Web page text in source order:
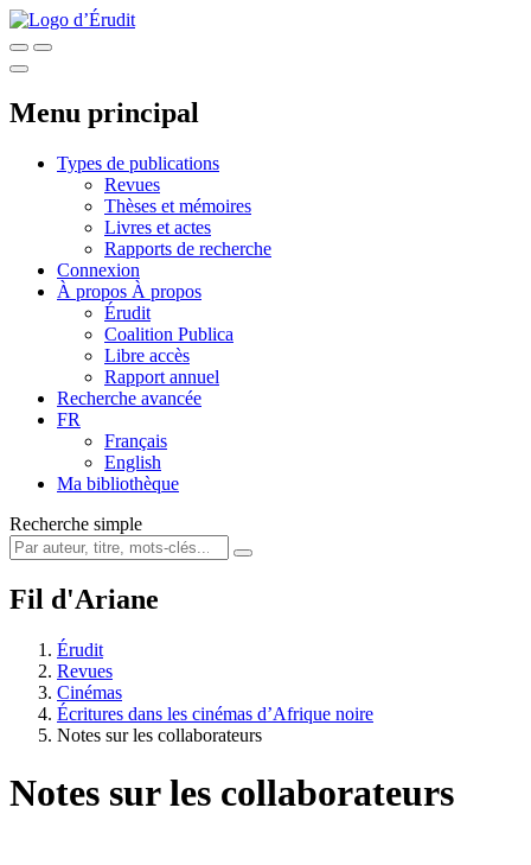
Menu principal
Types de publications
Revues
Thèses et mémoires
Livres et actes
Rapports de recherche
Connexion
À propos À propos
Érudit
Coalition Publica
Libre accès
Rapport annuel
Recherche avancée
FR
Français
English
Ma bibliothèque
Recherche simple
Fil d'Ariane
Érudit
Revues
Cinémas
Écritures dans les cinémas d’Afrique noire
Notes sur les collaborateurs
Notes sur les collaborateurs